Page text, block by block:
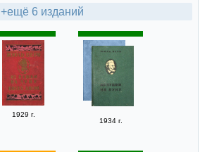
+ещё 6 изданий
1929 г.
1934 г.